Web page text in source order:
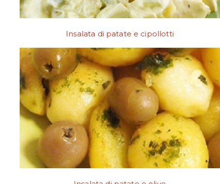
Insalata di patate e cipollotti